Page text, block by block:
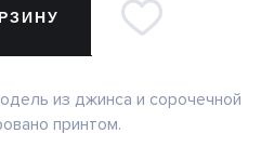
из джинса и сорочечной
принтом.